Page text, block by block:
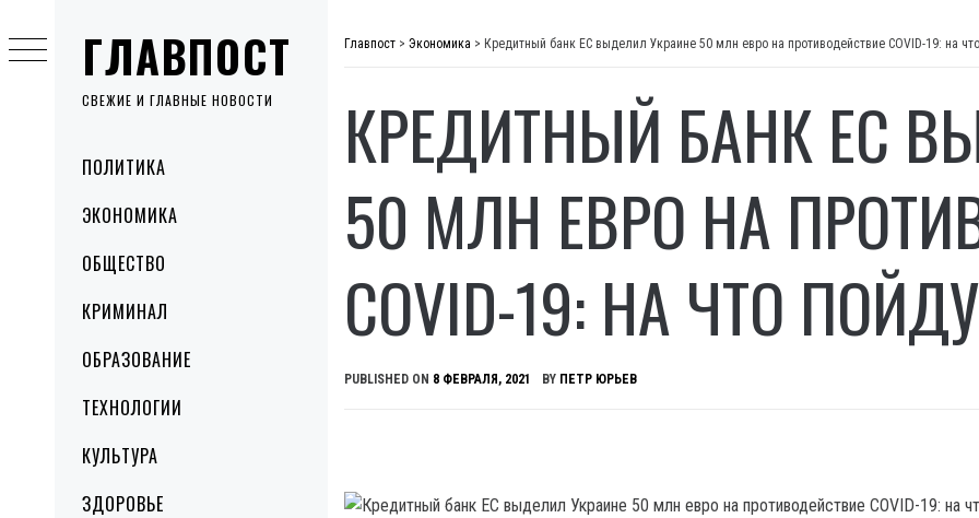
ГЛАВПОСТ
СВЕЖИЕ И ГЛАВНЫЕ НОВОСТИ
MenuПОЛИТИКА
ЭКОНОМИКА
ОБЩЕСТВО
КРИМИНАЛ
ОБРАЗОВАНИЕ
ТЕХНОЛОГИИ
КУЛЬТУРА
ЗДОРОВЬЕ
to
content
Главпост > Экономика > Кредитный банк ЕС выделил Украине 50 млн евро на противодействие COVID-19: на
КРЕДИТНЫЙ БАНК ЕС
50 МЛН ЕВРО НА
COVID-19: НА ЧТО
PUBLISHED ON 8 ФЕВРАЛЯ, 2021 BY ПЕТР ЮРЬЕВ